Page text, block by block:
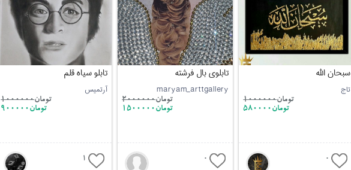
سبحان الله
تاج
تومان1000000
تومان580000
0
تابلوی بال فرشته
maryam_arttgallery
تومان2000000
تومان1500000
0
تابلو سیاه قلم
آرتمیس
تومان1000000
تومان900000
1